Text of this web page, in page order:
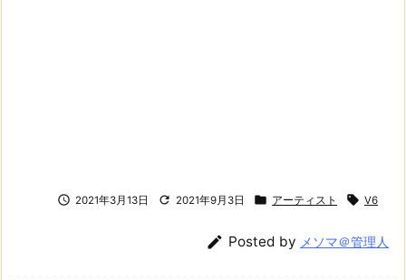
 2021年3月13日  2021年9月3日  アーティスト  V6
 Posted by メソマ＠管理人